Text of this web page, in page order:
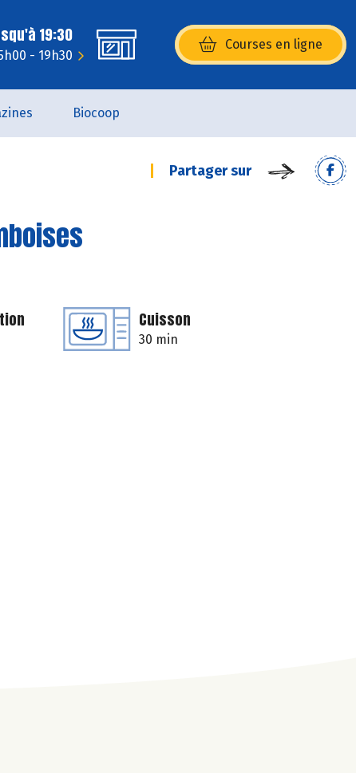
19:30
- 19h30
Courses en ligne
(s’ouvre dans une nouvelle
Biocoop
Partager sur
Cuisson
30 min